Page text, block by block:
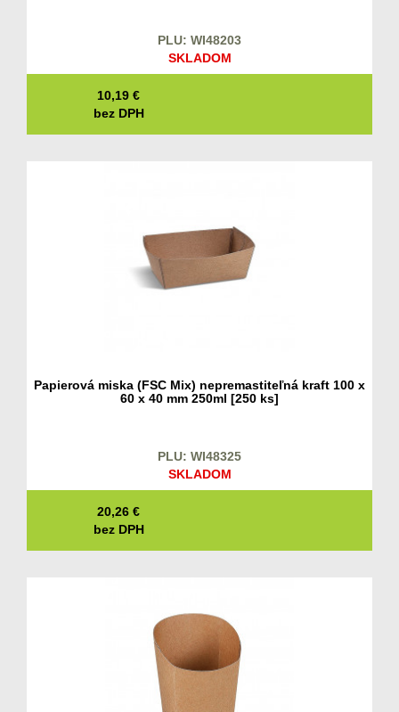
PLU: WI48203
SKLADOM
10,19 €
bez DPH
Papierová miska (FSC Mix) nepremastiteľná kraft 100 x
60 x 40 mm 250ml [250 ks]
PLU: WI48325
SKLADOM
20,26 €
bez DPH